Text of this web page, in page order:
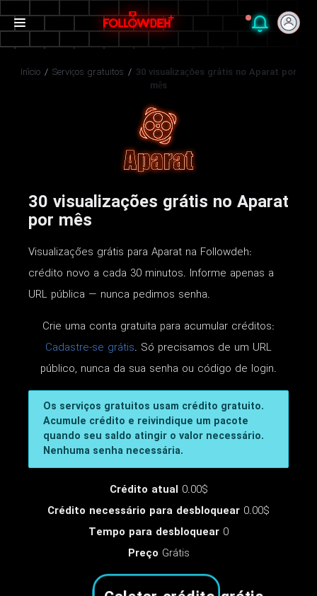
Início / Serviços gratuitos / 30 visualizações grátis no Aparat por
mês
30 visualizações grátis no Aparat
por mês
Visualizações grátis para Aparat na Followdeh:
crédito novo a cada 30 minutos. Informe apenas a
URL pública — nunca pedimos senha.
Crie uma conta gratuita para acumular créditos:
Cadastre-se grátis. Só precisamos de um URL
público, nunca da sua senha ou código de login.
Os serviços gratuitos usam crédito gratuito.
Acumule crédito e reivindique um pacote
quando seu saldo atingir o valor necessário.
Nenhuma senha necessária.
Crédito atual 0.00$
Crédito necessário para desbloquear 0.00$
Tempo para desbloquear 0
Preço Grátis